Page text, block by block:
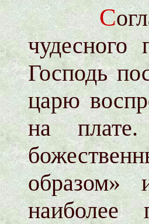
С
чудесного
Господь
царю
на
наиболее